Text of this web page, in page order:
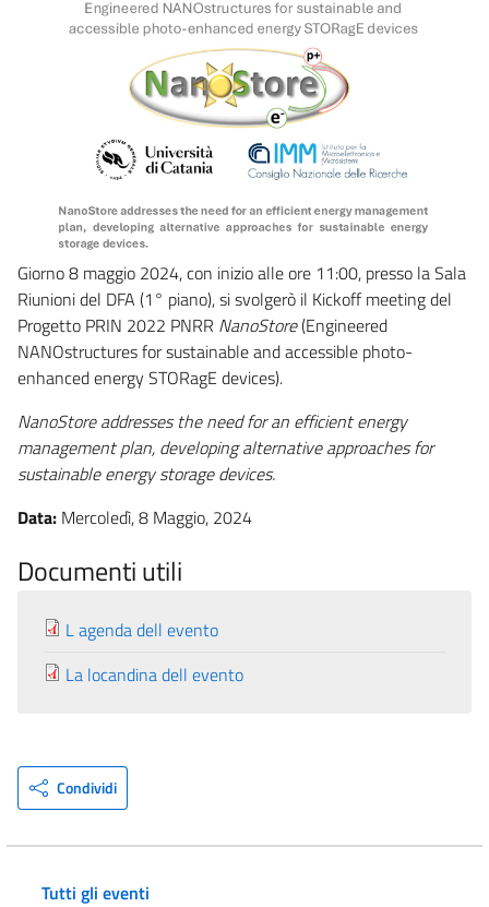
Giorno 8 maggio 2024, con inizio alle ore 11:00, presso la Sala
Riunioni del DFA (1° piano), si svolgerò il Kickoff meeting del
Progetto PRIN 2022 PNRR NanoStore(Engineered
NANOstructures for sustainable and accessible photo-
enhanced energy STORagE devices).
NanoStore addresses the need for an efficient energy
management plan, developing alternative approaches for
sustainable energy storage devices.
Data: Mercoledì, 8 Maggio, 2024
Documenti utili
L agenda dell evento
La locandina dell evento
Condividi
Tutti gli eventi